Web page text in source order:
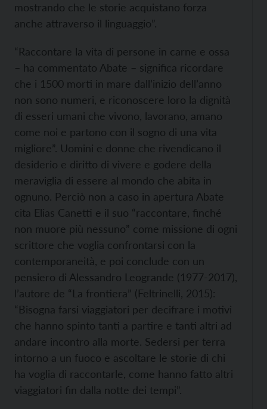
mostrando che le storie acquistano forza
anche attraverso il linguaggio”.
“Raccontare la vita di persone in carne e ossa
– ha commentato Abate – significa ricordare
che i 1500 morti in mare dall’inizio dell’anno
non sono numeri, e riconoscere loro la dignità
di esseri umani che vivono, lavorano, amano
come noi e partono con il sogno di una vita
migliore”. Uomini e donne che rivendicano il
desiderio e diritto di vivere e godere della
meraviglia di essere al mondo che abita in
ognuno. Perciò non a caso in apertura Abate
cita Elias Canetti e il suo “raccontare, finché
non muore più nessuno” come missione di ogni
scrittore che voglia confrontarsi con la
contemporaneità, e poi conclude con un
pensiero di Alessandro Leogrande (1977-2017),
l’autore de “La frontiera” (Feltrinelli, 2015):
“Bisogna farsi viaggiatori per decifrare i motivi
che hanno spinto tanti a partire e tanti altri ad
andare incontro alla morte. Sedersi per terra
intorno a un fuoco e ascoltare le storie di chi
ha voglia di raccontarle, come hanno fatto altri
viaggiatori fin dalla notte dei tempi”.